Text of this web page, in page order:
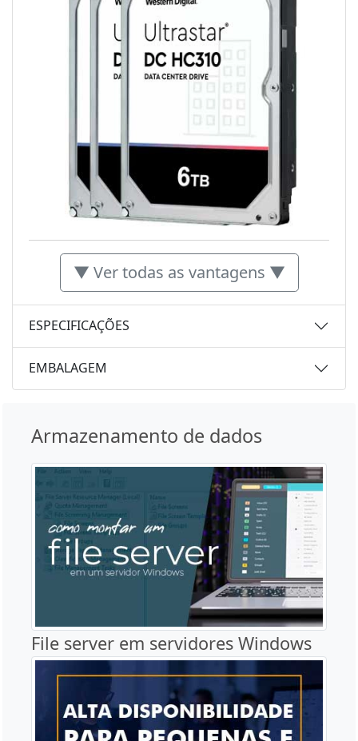
▼ Ver todas as vantagens ▼
ESPECIFICAÇÕES
EMBALAGEM
Armazenamento de dados
File server em servidores Windows